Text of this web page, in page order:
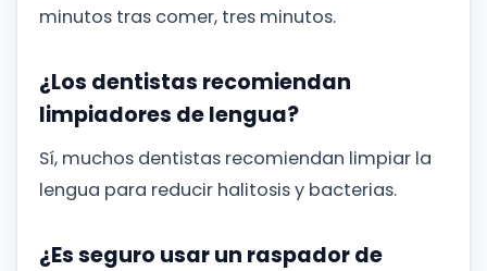
minutos tras comer, tres minutos.
¿Los dentistas recomiendan
limpiadores de lengua?
Sí, muchos dentistas recomiendan limpiar la
lengua para reducir halitosis y bacterias.
¿Es seguro usar un raspador de